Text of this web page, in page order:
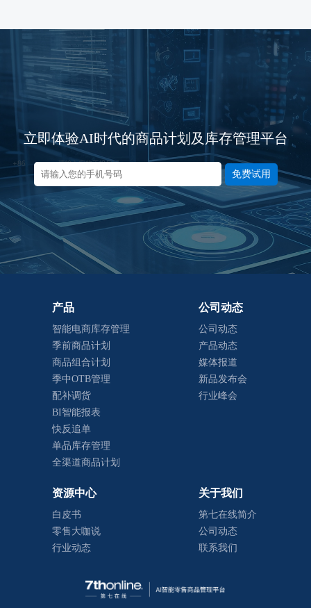
立即体验AI时代的商品计划及库存管理平台
免费试用
产品
智能电商库存管理
季前商品计划
商品组合计划
季中OTB管理
配补调货
BI智能报表
快反追单
单品库存管理
全渠道商品计划
公司动态
公司动态
产品动态
媒体报道
新品发布会
行业峰会
资源中心
白皮书
零售大咖说
行业动态
关于我们
第七在线简介
公司动态
联系我们